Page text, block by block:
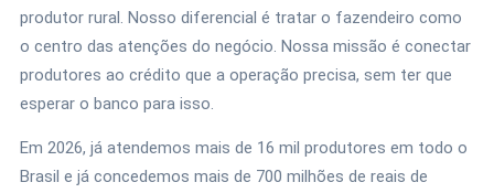
produtor rural. Nosso diferencial é tratar o fazendeiro como
o centro das atenções do negócio. Nossa missão é conectar
produtores ao crédito que a operação precisa, sem ter que
esperar o banco para isso.
Em 2026, já atendemos mais de 16 mil produtores em todo o
Brasil e já concedemos mais de 700 milhões de reais de